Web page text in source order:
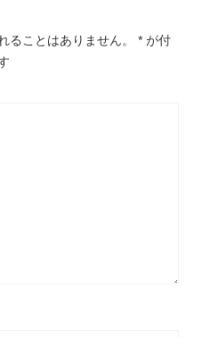
ることはありません。 * が付